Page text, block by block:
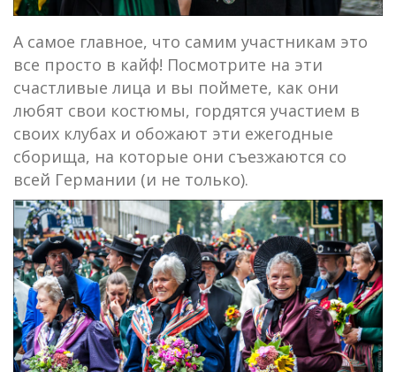
А самое главное, что самим участникам это
все просто в кайф! Посмотрите на эти
счастливые лица и вы поймете, как они
любят свои костюмы, гордятся участием в
своих клубах и обожают эти ежегодные
сборища, на которые они съезжаются со
всей Германии (и не только).